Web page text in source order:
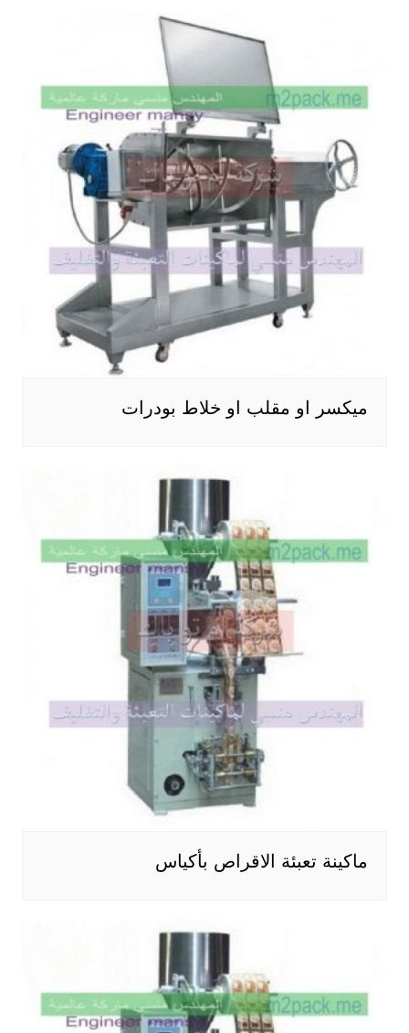
ميكسر او مقلب او خلاط بودرات
ماكينة تعبئة الاقراص بأكياس